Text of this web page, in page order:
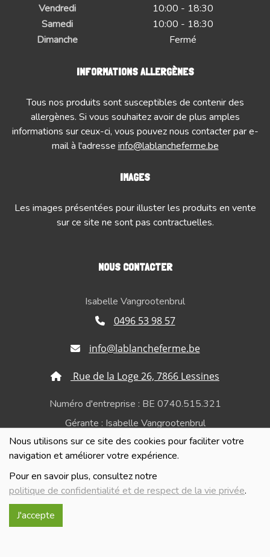
Nous utilisons sur ce site des cookies pour faciliter votre
navigation et améliorer votre expérience.
Pour en savoir plus, consultez notre
politique de confidentialité et de respect de la vie privée.
J'accepte
Vendredi
10:00 - 18:30
Samedi
10:00 - 18:30
Dimanche
Fermé
INFORMATIONS ALLERGÈNES
Tous nos produits sont susceptibles de contenir des
allergènes. Si vous souhaitez avoir de plus amples
informations sur ceux-ci, vous pouvez nous contacter par e-
mail à l'adresse info@lablancheferme.be
IMAGES
Les images présentées pour illuster les produits en vente
sur ce site ne sont pas contractuelles.
NOUS CONTACTER
Isabelle Vangrootenbrul
0496 53 98 57
info@lablancheferme.be
Rue de la Loge 26, 7866 Lessines
Numéro d'entreprise : BE 0740.515.321
Gérante : Isabelle Vangrootenbrul
Politique de confidentialité et de respect de la vie
privée